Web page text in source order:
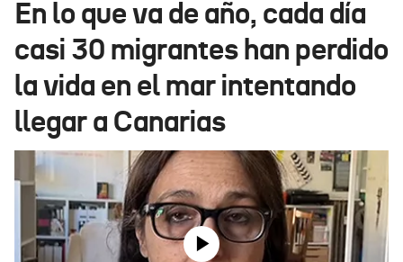
Ikusmiran
Eguraldia
En lo que va de año, cada día
casi 30 migrantes han perdido
la vida en el mar intentando
llegar a Canarias